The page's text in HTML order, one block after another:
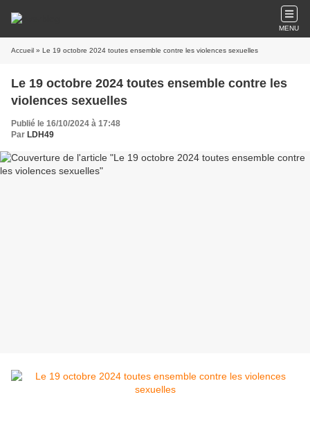
MENU
Accueil » Le 19 octobre 2024 toutes ensemble contre les violences sexuelles
Le 19 octobre 2024 toutes ensemble contre les
violences sexuelles
Publié le 16/10/2024 à 17:48
Par LDH49